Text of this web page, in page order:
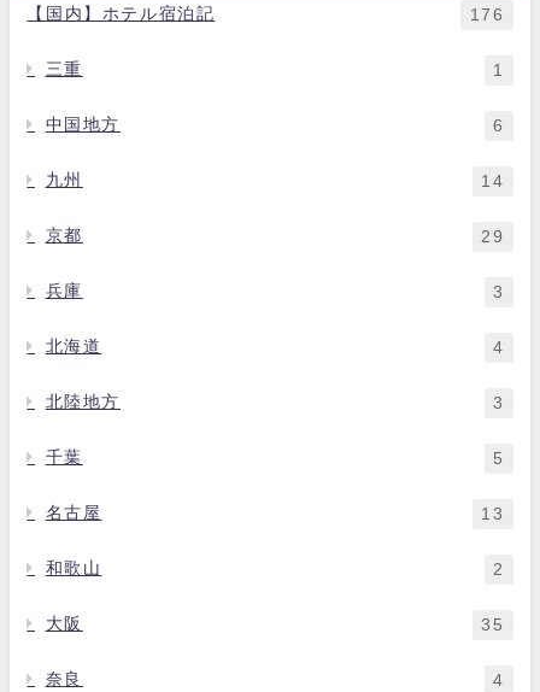
【国内】ホテル宿泊記 176
三重 1
中国地方 6
九州 14
京都 29
兵庫 3
北海道 4
北陸地方 3
千葉 5
名古屋 13
和歌山 2
大阪 35
奈良 4